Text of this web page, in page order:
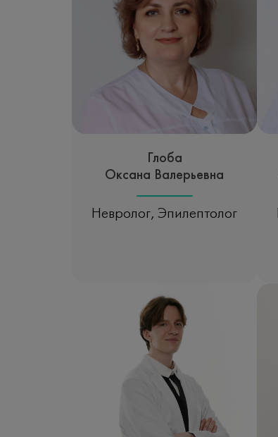
Глоба
Оксана Валерьевна
Невролог, Эпилептолог